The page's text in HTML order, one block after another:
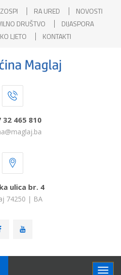
ZOSPI RA URED
NOVOSTI
DRUŠTVO
DIJASPORA
LJETO
KONTAKTI
32 465 810
ulica br. 4
74250 | BA